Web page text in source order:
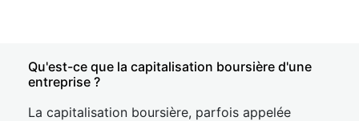
Qu'est-ce que la capitalisation boursière d'une
entreprise ?
La capitalisation boursière, parfois appelée